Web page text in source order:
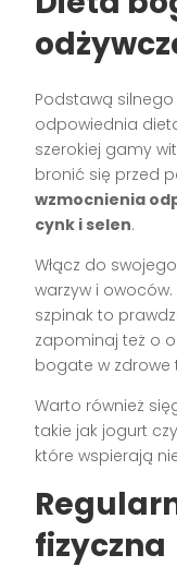
Podstawą
odpowiednia
szerokiej gamy
bronić się przed
wzmocnienia
cynk i selen.
Włącz do
warzyw i owoców.
szpinak to
zapominaj też o
bogate w zdrowe
Warto również
takie jak jogurt
które wspierają
fizyczna